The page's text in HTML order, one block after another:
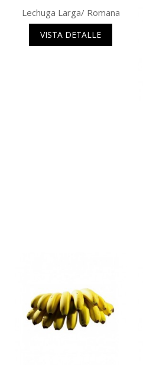
Lechuga Larga/ Romana
VISTA DETALLE